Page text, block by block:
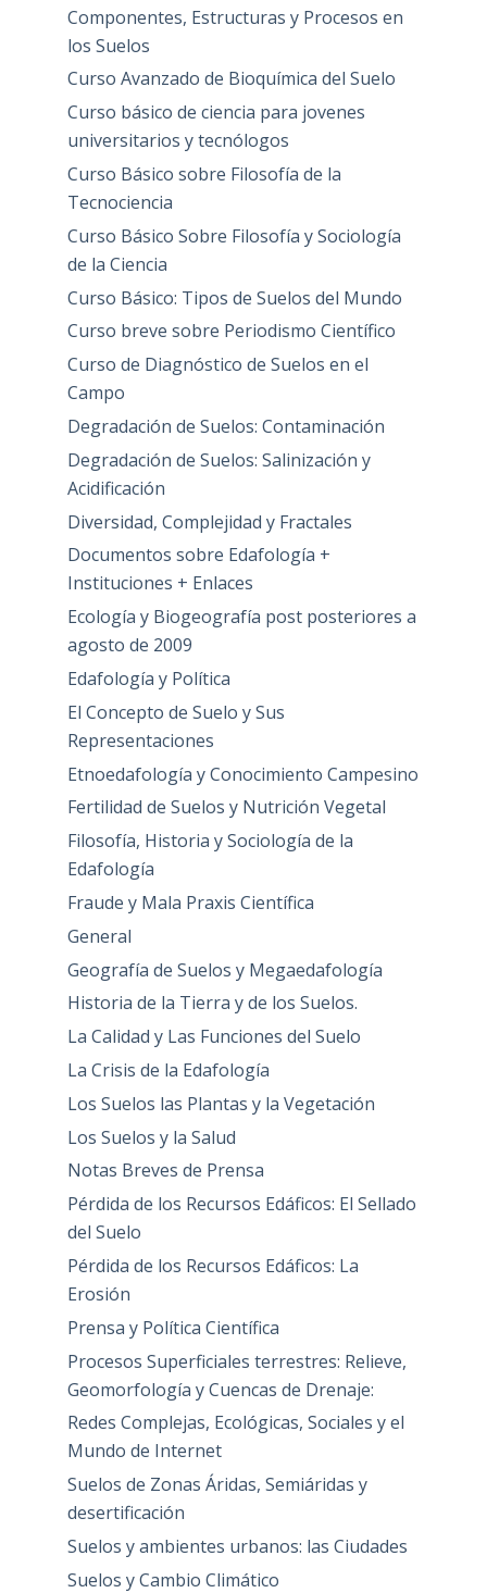
Componentes, Estructuras y Procesos en
los Suelos
Curso Avanzado de Bioquímica del Suelo
Curso básico de ciencia para jovenes
universitarios y tecnólogos
Curso Básico sobre Filosofía de la
Tecnociencia
Curso Básico Sobre Filosofía y Sociología
de la Ciencia
Curso Básico: Tipos de Suelos del Mundo
Curso breve sobre Periodismo Científico
Curso de Diagnóstico de Suelos en el
Campo
Degradación de Suelos: Contaminación
Degradación de Suelos: Salinización y
Acidificación
Diversidad, Complejidad y Fractales
Documentos sobre Edafología +
Instituciones + Enlaces
Ecología y Biogeografía post posteriores a
agosto de 2009
Edafología y Política
El Concepto de Suelo y Sus
Representaciones
Etnoedafología y Conocimiento Campesino
Fertilidad de Suelos y Nutrición Vegetal
Filosofía, Historia y Sociología de la
Edafología
Fraude y Mala Praxis Científica
General
Geografía de Suelos y Megaedafología
Historia de la Tierra y de los Suelos.
La Calidad y Las Funciones del Suelo
La Crisis de la Edafología
Los Suelos las Plantas y la Vegetación
Los Suelos y la Salud
Notas Breves de Prensa
Pérdida de los Recursos Edáficos: El Sellado
del Suelo
Pérdida de los Recursos Edáficos: La
Erosión
Prensa y Política Científica
Procesos Superficiales terrestres: Relieve,
Geomorfología y Cuencas de Drenaje:
Redes Complejas, Ecológicas, Sociales y el
Mundo de Internet
Suelos de Zonas Áridas, Semiáridas y
desertificación
Suelos y ambientes urbanos: las Ciudades
Suelos y Cambio Climático